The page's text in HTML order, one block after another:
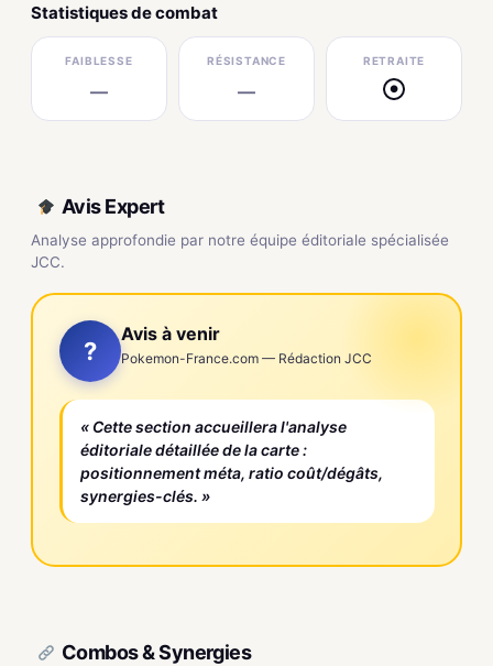
Statistiques de combat
FAIBLESSE
—
RÉSISTANCE
—
RETRAITE
●
Avis Expert
Analyse approfondie par notre équipe éditoriale spécialisée
JCC.
?
Avis à venir
Pokemon-France.com — Rédaction JCC
« Cette section accueillera l'analyse
éditoriale détaillée de la carte :
positionnement méta, ratio coût/dégâts,
synergies-clés. »
Combos & Synergies